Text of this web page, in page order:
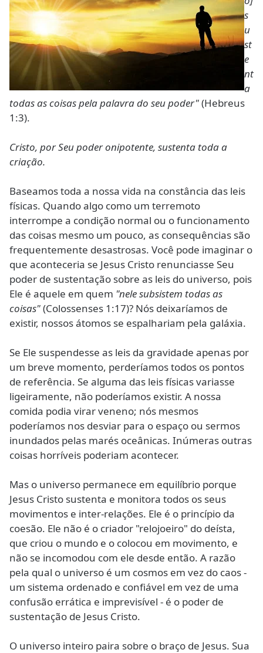
s
u
st
e
nt
a
todas as coisas pela palavra do seu poder"(Hebreus
1:3).
Cristo, por Seu poder onipotente, sustenta toda a
criação.
Baseamos toda a nossa vida na constância das leis
físicas. Quando algo como um terremoto
interrompe a condição normal ou o funcionamento
das coisas mesmo um pouco, as consequências são
frequentemente desastrosas. Você pode imaginar o
que aconteceria se Jesus Cristo renunciasse Seu
poder de sustentação sobre as leis do universo, pois
Ele é aquele em quem "nele subsistem todas as
coisas"(Colossenses 1:17)? Nós deixaríamos de
existir, nossos átomos se espalhariam pela galáxia.
Se Ele suspendesse as leis da gravidade apenas por
um breve momento, perderíamos todos os pontos
de referência. Se alguma das leis físicas variasse
ligeiramente, não poderíamos existir. A nossa
comida podia virar veneno; nós mesmos
poderíamos nos desviar para o espaço ou sermos
inundados pelas marés oceânicas. Inúmeras outras
coisas horríveis poderiam acontecer.
Mas o universo permanece em equilíbrio porque
Jesus Cristo sustenta e monitora todos os seus
movimentos e inter-relações. Ele é o princípio da
coesão. Ele não é o criador "relojoeiro" do deísta,
que criou o mundo e o colocou em movimento, e
não se incomodou com ele desde então. A razão
pela qual o universo é um cosmos em vez do caos -
um sistema ordenado e confiável em vez de uma
confusão errática e imprevisível - é o poder de
sustentação de Jesus Cristo.
O universo inteiro paira sobre o braço de Jesus. Sua